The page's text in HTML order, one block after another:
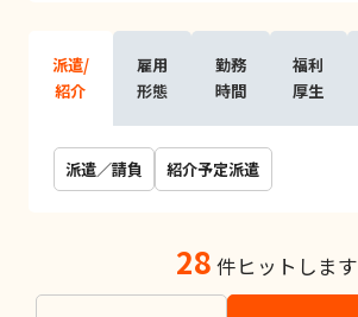
派遣/
紹介
雇用
形態
勤務
時間
福利
厚生
派遣／請負 紹介予定派遣
28 件ヒットします